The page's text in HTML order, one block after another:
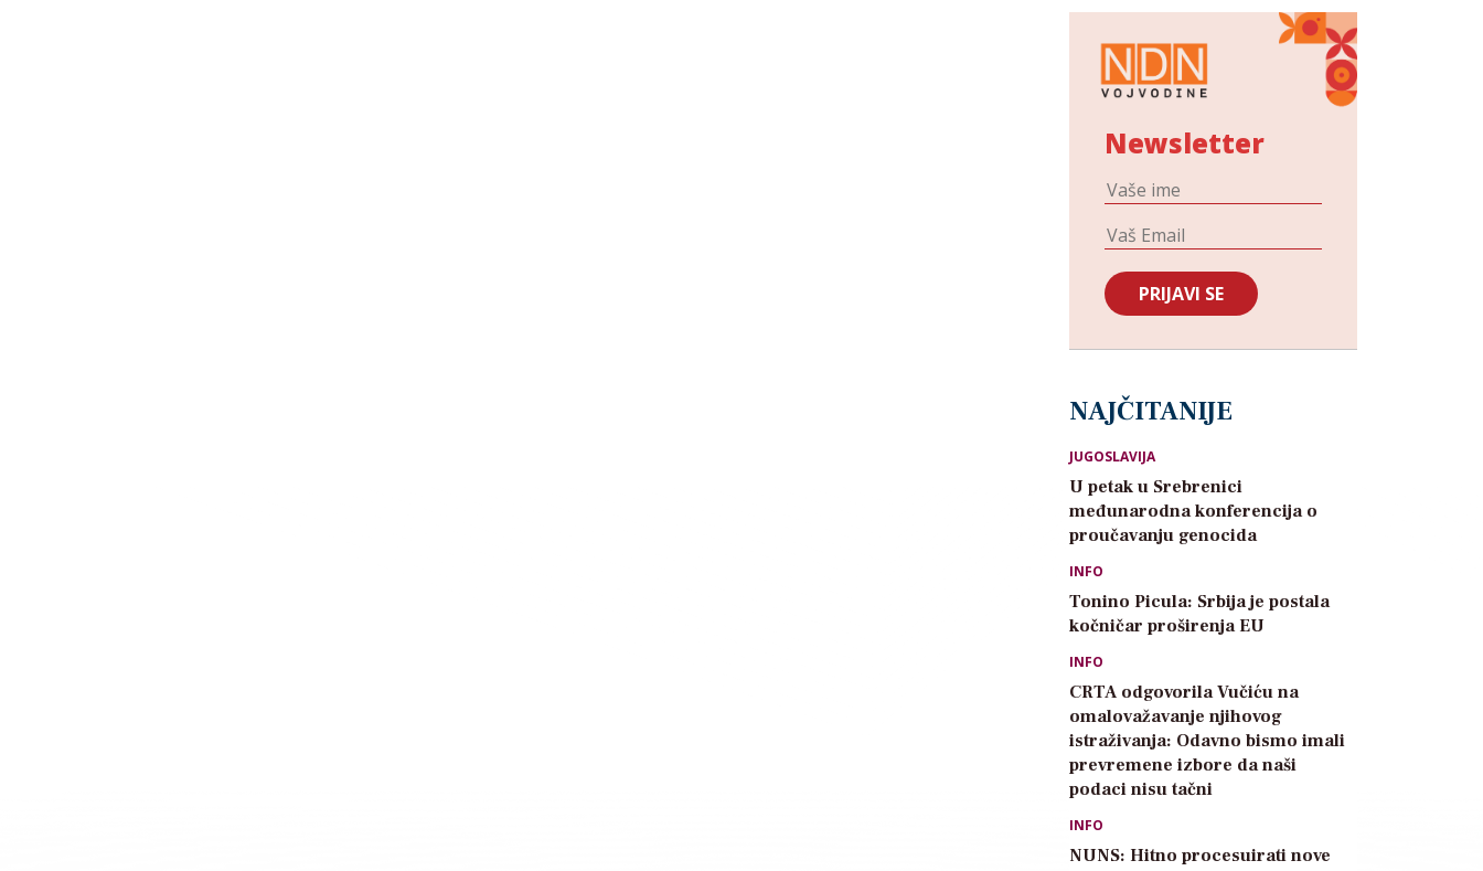
Newsletter
NAJČITANIJE
JUGOSLAVIJA
U petak u Srebrenici
međunarodna konferencija o
proučavanju genocida
INFO
Tonino Picula: Srbija je postala
kočničar proširenja EU
INFO
CRTA odgovorila Vučiću na
omalovažavanje njihovog
istraživanja: Odavno bismo imali
prevremene izbore da naši
podaci nisu tačni
INFO
NUNS: Hitno procesuirati nove